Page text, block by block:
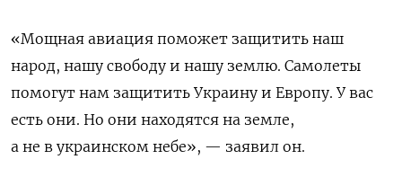
«Мощная авиация поможет защитить наш
народ, нашу свободу и нашу землю. Самолеты
помогут нам защитить Украину и Европу. У вас
есть они. Но они находятся на земле,
а не в украинском небе», — заявил он.